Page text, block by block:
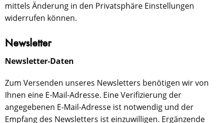
mittels Änderung in den Privatsphäre Einstellungen
widerrufen können.
Newsletter
Newsletter-Daten
Zum Versenden unseres Newsletters benötigen wir von
Ihnen eine E-Mail-Adresse. Eine Verifizierung der
angegebenen E-Mail-Adresse ist notwendig und der
Empfang des Newsletters ist einzuwilligen. Ergänzende